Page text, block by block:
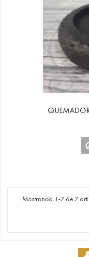
Mostrando 1-7 de 7